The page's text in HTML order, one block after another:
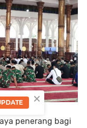
penerang bagi
×